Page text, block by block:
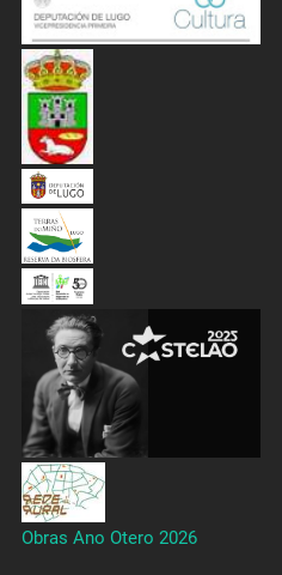
Obras Ano Otero 2026